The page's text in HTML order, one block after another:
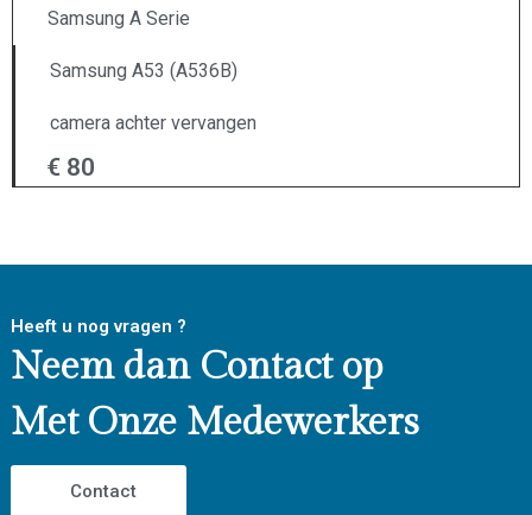
Samsung A Serie
Samsung A53 (A536B)
camera achter vervangen
€ 80
Heeft u nog vragen ?
Neem dan Contact op
Met Onze Medewerkers
Contact